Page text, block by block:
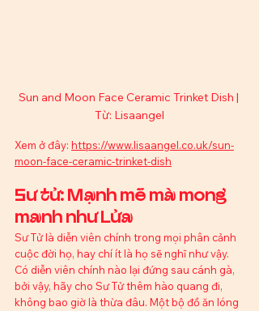
Sun and Moon Face Ceramic Trinket Dish |
Từ: Lisaangel
Xem ở đây: https://www.lisaangel.co.uk/sun-
moon-face-ceramic-trinket-dish
Sư tử: Mạnh mẽ mà mong
manh như Lửa
Sư Tử là diễn viên chính trong mọi phân cảnh
cuộc đời họ, hay chí ít là họ sẽ nghĩ như vậy.
Có diễn viên chính nào lại đứng sau cánh gà,
bởi vậy, hãy cho Sư Tử thêm hào quang đi,
không bao giờ là thừa đâu. Một bộ đồ ăn lóng